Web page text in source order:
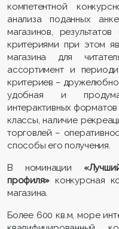
компетентной
анализа поданных
магазинов,
критериями при этом
магазина для
ассортимент и
критериев –
удобная и
интерактивных
классы, наличие
торговлей –
способы его получения.
В номинации
профиля» конкурсная
магазина.
Более 600 кв.м, море